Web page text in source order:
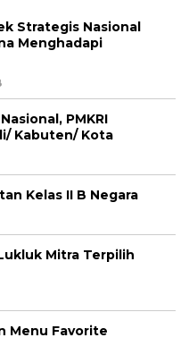
Strategis Nasional
Menghadapi
PMKRI
Kabuten/ Kota
Kelas II B Negara
Mitra Terpilih
Menu Favorite